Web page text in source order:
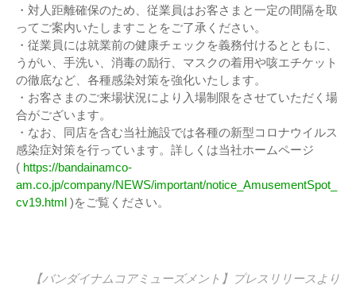
・対人距離確保のため、従業員はお客さまと一定の間隔を取
ってご案内いたしますことをご了承ください。
・従業員には就業前の健康チェックを義務付けるとともに、
うがい、手洗い、消毒の励行、マスクの着用や咳エチケット
の徹底など、各種感染対策を強化いたします。
・お客さまのご来場状況により入場制限をさせていただく場
合がございます。
・なお、同店を含む当社施設では各種の新型コロナウイルス
感染症対策を行っています。詳しくは当社ホームページ
( https://bandainamco-
am.co.jp/company/NEWS/important/notice_AmusementSpot_
cv19.html )をご覧ください。
【バンダイナムコアミューズメント】 プレスリリース より